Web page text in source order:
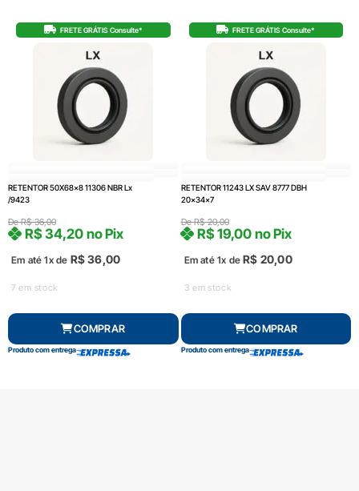
FRETE GRÁTIS Consulte*
RETENTOR 50X68x8 11306 NBR Lx
/9423
DeR$36,00
Em até 1x de R$36,00
R$34,20 no Pix
7 em stock
COMPRAR
Produto com entrega
FRETE GRÁTIS Consulte*
RETENTOR 11243 LX SAV 8777 DBH
20x34x7
DeR$20,00
Em até 1x de R$ 20,00
R$19,00 no Pix
3 em stock
COMPRAR
Produto com entrega